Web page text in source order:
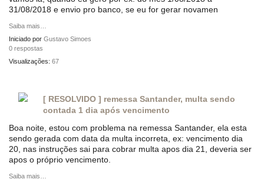
31/08/2018 e envio pro banco, se eu for gerar novamen
Saiba mais…
Iniciado por Gustavo Simoes
0 respostas
Visualizações: 67
[ RESOLVIDO ] remessa Santander, multa sendo
contada 1 dia após vencimento
Boa noite, estou com problema na remessa Santander, ela esta
sendo gerada com data da multa incorreta, ex: vencimento dia
20, nas instruções sai para cobrar multa apos dia 21, deveria ser
apos o próprio vencimento.
Saiba mais…